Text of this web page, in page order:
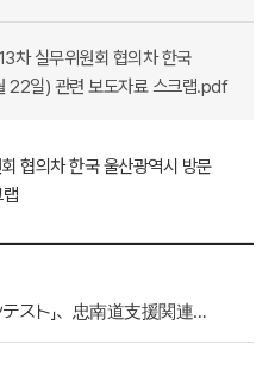
차 실무위원회 협의차 한국
22일) 관련 보도자료 스크랩.pdf
협의차 한국 울산광역시 방문
「第10回NEAR青少年絵画コンテスト」、忠南道支援関連報道スクラップ(3月4日)